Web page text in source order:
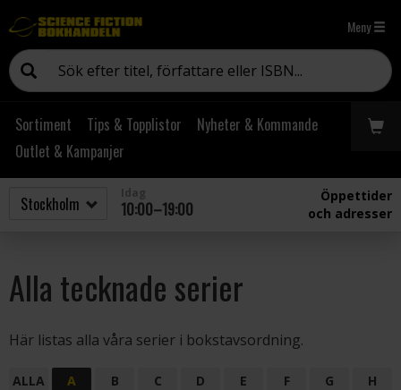
Meny
Sortiment Tips & Topplistor
Nyheter & Kommande
Outlet & Kampanjer
10:00–19:00
Öppettider
och adresser
Alla tecknade serier
Här listas alla våra serier i bokstavsordning.
ALLA A B C D E F G
H